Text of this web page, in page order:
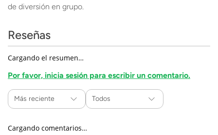
de diversión en grupo.
Reseñas
Cargando el resumen…
Por favor, inicia sesión para escribir un comentario.
Más reciente Todos
Cargando comentarios…